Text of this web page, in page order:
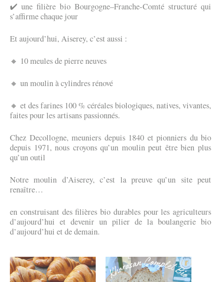
✔️ une filière bio Bourgogne–Franche-Comté structuré qui
s’affirme chaque jour
Et aujourd’hui, Aiserey, c’est aussi :
🔸 10 meules de pierre neuves
🔸 un moulin à cylindres rénové
🔸 et des farines 100 % céréales biologiques, natives, vivantes,
faites pour les artisans passionnés.
Chez Decollogne, meuniers depuis 1840 et pionniers du bio
depuis 1971, nous croyons qu’un moulin peut être bien plus
qu’un outil
Notre moulin d’Aiserey, c’est la preuve qu’un site peut
renaître…
en construisant des filières bio durables pour les agriculteurs
d’aujourd’hui et devenir un pilier de la boulangerie bio
d’aujourd’hui et de demain.